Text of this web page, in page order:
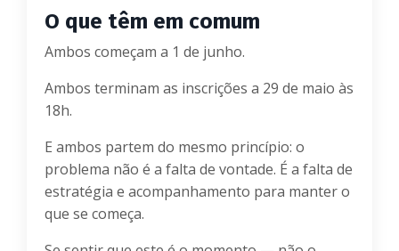
O que têm em comum
Ambos começam a 1 de junho.
Ambos terminam as inscrições a 29 de maio às
18h.
E ambos partem do mesmo princípio: o
problema não é a falta de vontade. É a falta de
estratégia e acompanhamento para manter o
que se começa.